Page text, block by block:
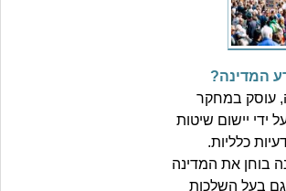
המדינה?
עוסק במחקר
ידי יישום שיטות
כלליות.
בוחן את המדינה
בעל השלכות